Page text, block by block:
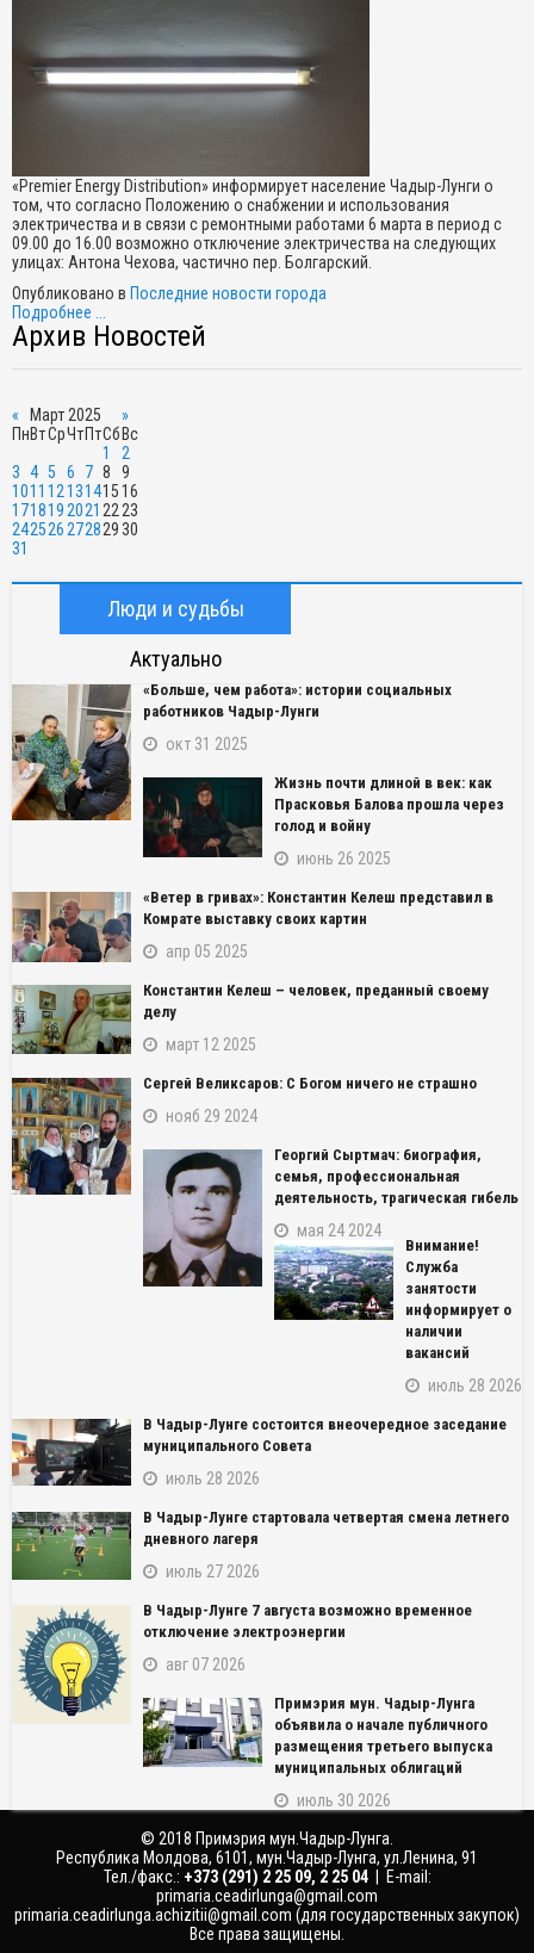
«Premier Energy Distribution» информирует население Чадыр-Лунги о
том, что согласно Положению о снабжении и использования
электричества и в связи с ремонтными работами 6 марта в период с
09.00 до 16.00 возможно отключение электричества на следующих
улицах: Антона Чехова, частично пер. Болгарский.
Опубликовано в Последние новости города
Подробнее ...
Архив Новостей
« Март 2025
»
ПнВтСрЧтПтСбВс
1
2
3 4 5 6 7 8
9
1011 1213141516
171819 2021 22 23
242526 27282930
31
Люди и судьбы
Актуально
«Больше, чем работа»: истории социальных
работников Чадыр-Лунги
окт 31 2025
Жизнь почти длиной в век: как
Прасковья Балова прошла через
голод и войну
июнь 26 2025
«Ветер в гривах»: Константин Келеш представил в
Комрате выставку своих картин
апр 05 2025
Константин Келеш – человек, преданный своему
делу
март 12 2025
Сергей Великсаров: С Богом ничего не страшно
нояб 29 2024
Георгий Сыртмач: биография,
семья, профессиональная
деятельность, трагическая гибель
мая 24 2024
Внимание!
Служба
занятости
информирует о
наличии
вакансий
июль 28 2026
В Чадыр-Лунге состоится внеочередное заседание
муниципального Совета
июль 28 2026
В Чадыр-Лунге стартовала четвертая смена летнего
дневного лагеря
июль 27 2026
В Чадыр-Лунге 7 августа возможно временное
отключение электроэнергии
авг 07 2026
Примэрия мун. Чадыр-Лунга
объявила о начале публичного
размещения третьего выпуска
муниципальных облигаций
июль 30 2026
© 2018 Примэрия мун.Чадыр-Лунга.
Республика Молдова, 6101, мун.Чадыр-Лунга, ул.Ленина, 91
Тел./факс.: ‎+373 (291) 2 25 09, 2 25 04| E-mail:
primaria.ceadirlunga@gmail.com
primaria.ceadirlunga.achizitii@gmail.com (для государственных закупок)
Все права защищены.
NAME_SOCIAL_FACEBOOK
NAME_SOCIAL_TWITTER
NAME_SOCIAL_PINTEREST